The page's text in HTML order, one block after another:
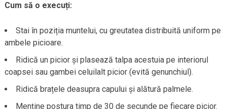
Cum să o execuți:
Stai în poziția muntelui, cu greutatea distribuită uniform pe
ambele picioare.
Ridică un picior și plasează talpa acestuia pe interiorul
coapsei sau gambei celuilalt picior (evită genunchiul).
Ridică brațele deasupra capului și alătură palmele.
Menține postura timp de 30 de secunde pe fiecare picior.